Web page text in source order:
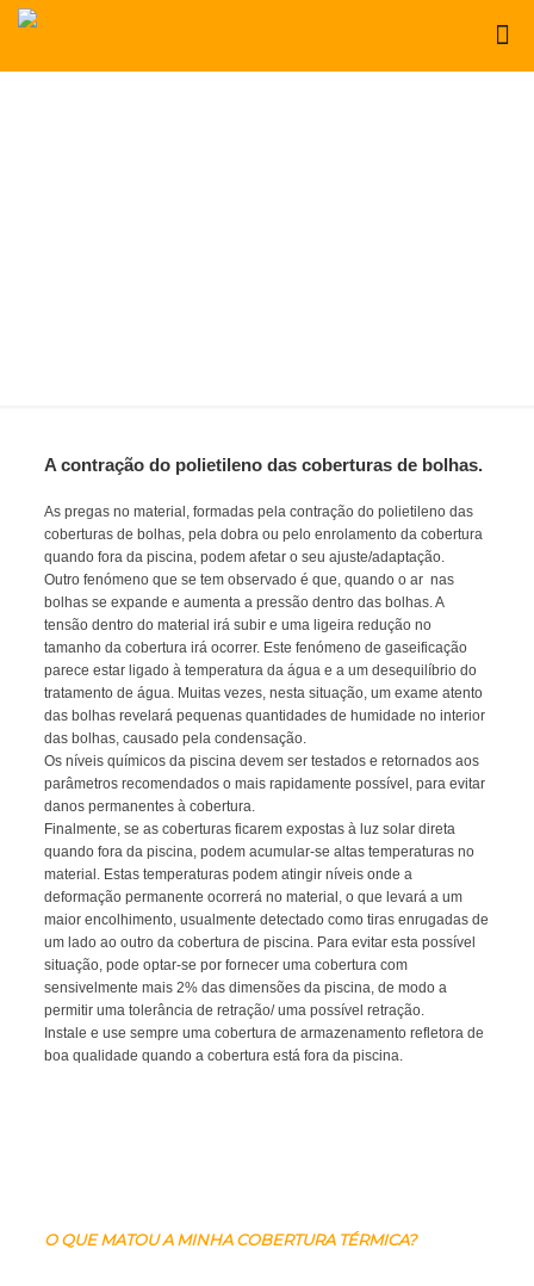
A contração do polietileno das coberturas de bolhas.
As pregas no material, formadas pela contração do polietileno das
coberturas de bolhas, pela dobra ou pelo enrolamento da cobertura
quando fora da piscina, podem afetar o seu ajuste/adaptação.
Outro fenómeno que se tem observado é que, quando o ar nas
bolhas se expande e aumenta a pressão dentro das bolhas. A
tensão dentro do material irá subir e uma ligeira redução no
tamanho da cobertura irá ocorrer. Este fenómeno de gaseificação
parece estar ligado à temperatura da água e a um desequilíbrio do
tratamento de água. Muitas vezes, nesta situação, um exame atento
das bolhas revelará pequenas quantidades de humidade no interior
das bolhas, causado pela condensação.
Os níveis químicos da piscina devem ser testados e retornados aos
parâmetros recomendados o mais rapidamente possível, para evitar
danos permanentes à cobertura.
Finalmente, se as coberturas ficarem expostas à luz solar direta
quando fora da piscina, podem acumular-se altas temperaturas no
material. Estas temperaturas podem atingir níveis onde a
deformação permanente ocorrerá no material, o que levará a um
maior encolhimento, usualmente detectado como tiras enrugadas de
um lado ao outro da cobertura de piscina. Para evitar esta possível
situação, pode optar-se por fornecer uma cobertura com
sensivelmente mais 2% das dimensões da piscina, de modo a
permitir uma tolerância de retração/ uma possível retração.
Instale e use sempre uma cobertura de armazenamento refletora de
boa qualidade quando a cobertura está fora da piscina.
O QUE MATOU A MINHA COBERTURA TÉRMICA?